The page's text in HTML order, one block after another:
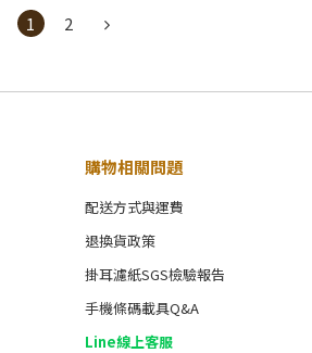
1 2
購物相關問題
配送方式與運費
退換貨政策
掛耳濾紙SGS檢驗報告
手機條碼載具Q&A
Line線上客服